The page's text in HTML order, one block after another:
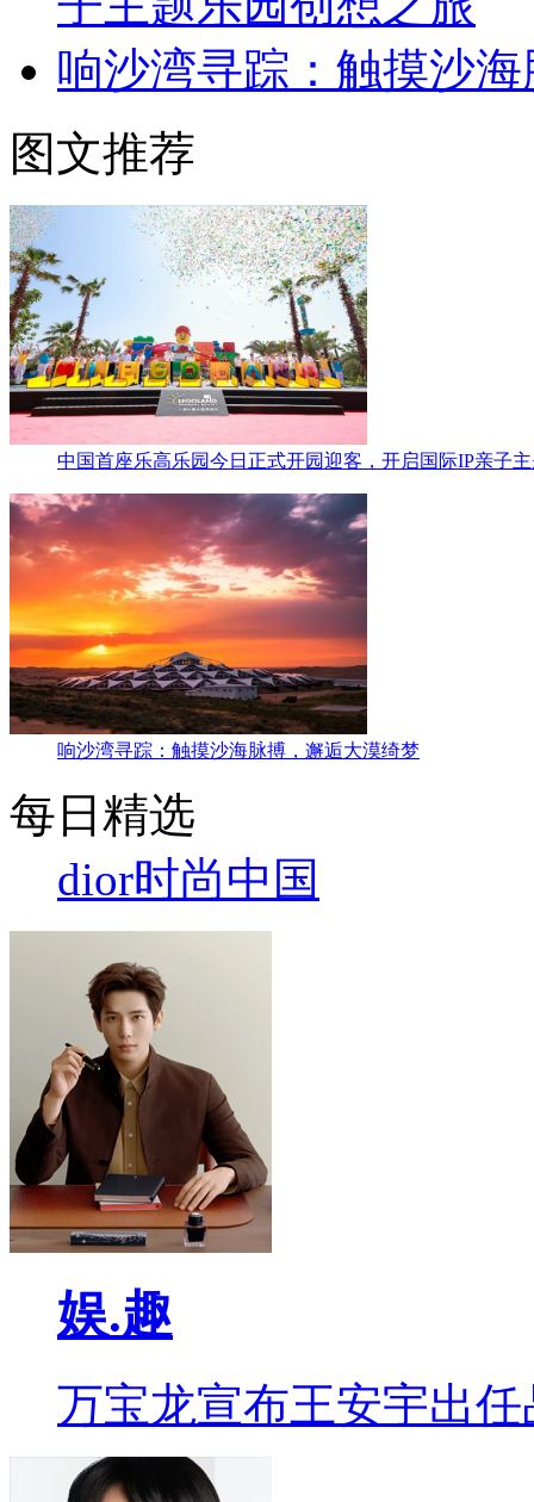
响沙湾寻踪：触摸沙
图文推荐
中国首座乐高乐园今日正式开园迎客，开启国际IP亲子
响沙湾寻踪：触摸沙海脉搏，邂逅大漠绮梦
每日精选
dior时尚中国
娱.趣
万宝龙宣布王安宇出